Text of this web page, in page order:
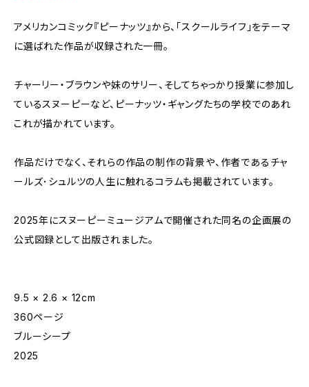
アメリカンコミック『ピーナッツ』から、「スクールライフ」をテーマ
に選ばれた作品が収録された一冊。
チャーリー・ブラウンや妹のサリー、そしてちゃっかり授業に参加し
ているスヌーピーなど、ピーナッツ・ギャングたちの学校でのあれ
これが描かれています。
作品だけでなく、それらの作品の制作の背景や、作者であるチャ
ールズ･シュルツの人生に触れるコラムも掲載されています。
2025年にスヌーピーミュージアムで開催された同名の企画展の
公式図録として出版されました。
9.5 × 2.6 × 12cm
360ページ
ブルーシープ
2025